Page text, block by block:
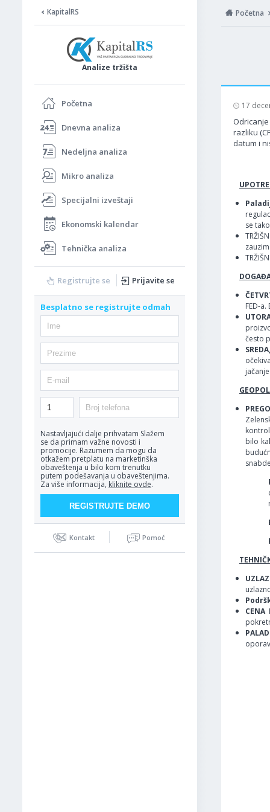
KapitalRS
Analize tržišta
Početna
Dnevna analiza
Nedeljna analiza
Mikro analiza
Specijalni izveštaji
Ekonomski kalendar
Tehnička analiza
Registrujte se Prijavite se
Besplatno se registrujte odmah
Nastavljajući dalje prihvatam Slažem
se da primam važne novosti i
promocije. Razumem da mogu da
otkažem pretplatu na marketinška
obaveštenja u bilo kom trenutku
putem podešavanja u obaveštenjima.
Za više informacija, kliknite ovde.
Kontakt Pomoć
Početna
17
razliku
datum i
se
FED-
često
bilo
CENA